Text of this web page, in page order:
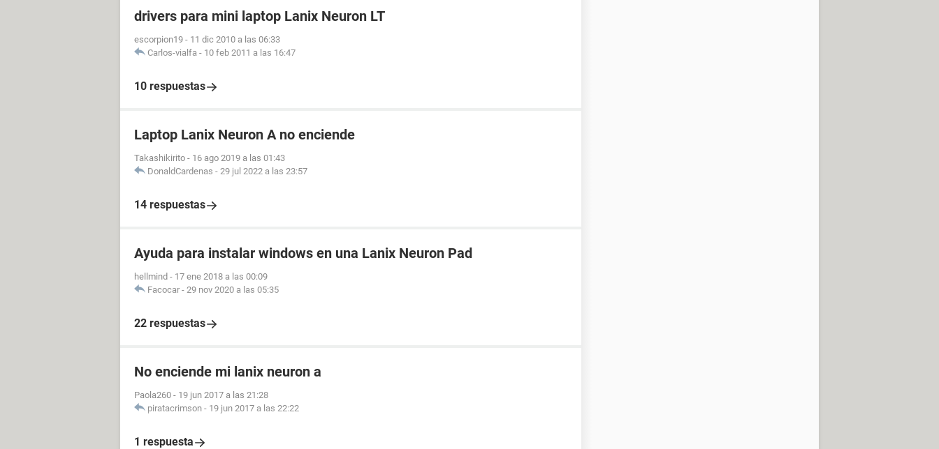
drivers para mini laptop Lanix Neuron LT
escorpion19 - 11 dic 2010 a las 06:33
Carlos-vialfa - 10 feb 2011 a las 16:47
10 respuestas
Laptop Lanix Neuron A no enciende
Takashikirito - 16 ago 2019 a las 01:43
DonaldCardenas - 29 jul 2022 a las 23:57
14 respuestas
Ayuda para instalar windows en una Lanix Neuron Pad
hellmind - 17 ene 2018 a las 00:09
Facocar - 29 nov 2020 a las 05:35
22 respuestas
No enciende mi lanix neuron a
Paola260 - 19 jun 2017 a las 21:28
piratacrimson - 19 jun 2017 a las 22:22
1 respuesta